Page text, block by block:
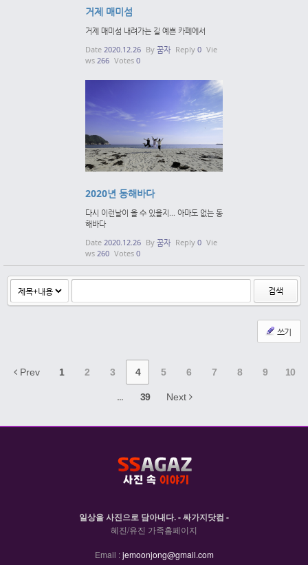
거제 매미섬
거제 매미섬 내려가는 길 예쁜 카페에서
Date 2020.12.26 By 꿈자 Reply 0 Vie
ws 266 Votes 0
2020년 동해바다
다시 이런날이 올 수 있을지... 아마도 없는 동
해바다
Date 2020.12.26 By 꿈자 Reply 0 Vie
ws 260 Votes 0
검색
쓰기
Prev 1 2 3 4 5 6 7 8 9 10
... 39 Next
일상을 사진으로 담아내다. - 싸가지닷컴 -
혜진/유진 가족홈페이지
Email :jemoonjong@gmail.com